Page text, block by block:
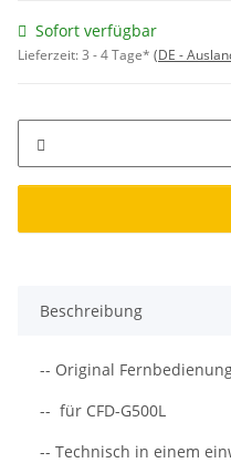
Sofort verfügbar
Lieferzeit:3 - 4 Tage* (DE -
Beschreibung
-- Original
-- für CFD-G500L
-- Technisch in einem